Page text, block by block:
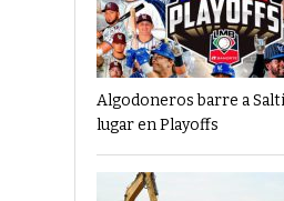
Algodoneros barre a
lugar en Playoffs